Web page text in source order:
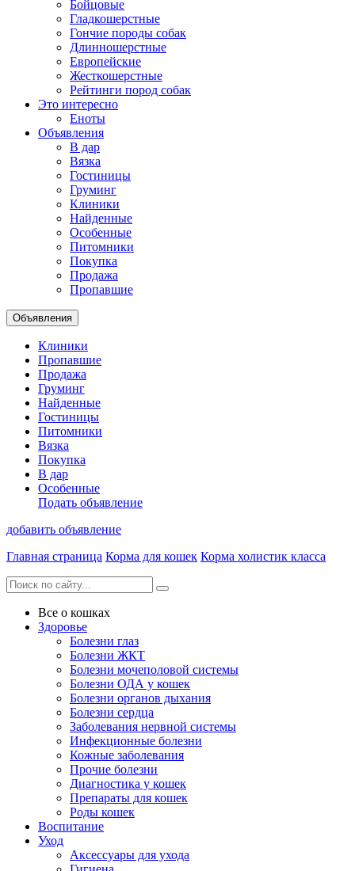
Бойцовые
Гладкошерстные
Гончие породы собак
Длинношерстные
Европейские
Жесткошерстные
Рейтинги пород собак
Это интересно
Еноты
Объявления
В дар
Вязка
Гостиницы
Груминг
Клиники
Найденные
Особенные
Питомники
Покупка
Продажа
Пропавшие
Объявления
Клиники
Пропавшие
Продажа
Груминг
Найденные
Гостиницы
Питомники
Вязка
Покупка
В дар
Особенные
Подать объявление
добавить объявление
Главная страница Корма для кошек Корма холистик класса
Все о кошках
Здоровье
Болезни глаз
Болезни ЖКТ
Болезни мочеполовой системы
Болезни ОДА у кошек
Болезни органов дыхания
Болезни сердца
Заболевания нервной системы
Инфекционные болезни
Кожные заболевания
Прочие болезни
Диагностика у кошек
Препараты для кошек
Роды кошек
Воспитание
Уход
Аксессуары для ухода